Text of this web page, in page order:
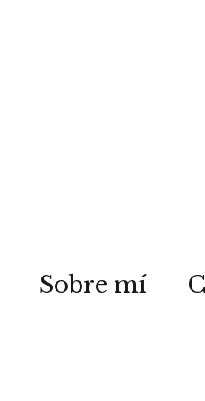
Sobre mí